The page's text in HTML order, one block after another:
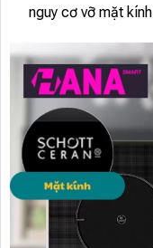
nguy cơ vỡ mặt